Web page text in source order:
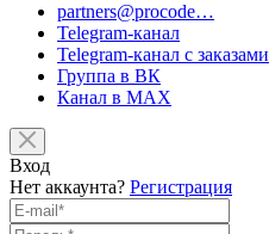
partners@procode…
Telegram-канал
Telegram-канал с заказами
Группа в ВК
Канал в MAX
Вход
Нет аккаунта? Регистрация